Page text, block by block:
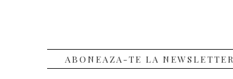
ABONEAZA-TE LA NEWSLETTER